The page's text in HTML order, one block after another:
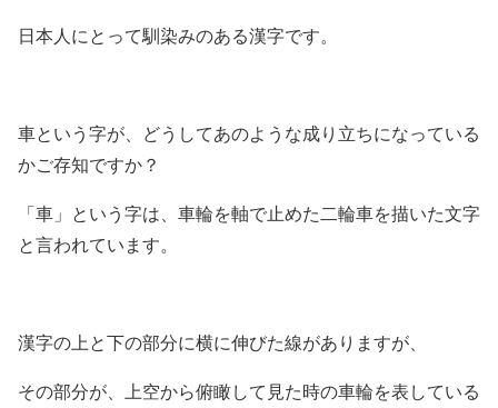
日本人にとって馴染みのある漢字です。
車という字が、どうしてあのような成り立ちになっている
かご存知ですか？
「車」という字は、車輪を軸で止めた二輪車を描いた文字
と言われています。
漢字の上と下の部分に横に伸びた線がありますが、
その部分が、上空から俯瞰して見た時の車輪を表している